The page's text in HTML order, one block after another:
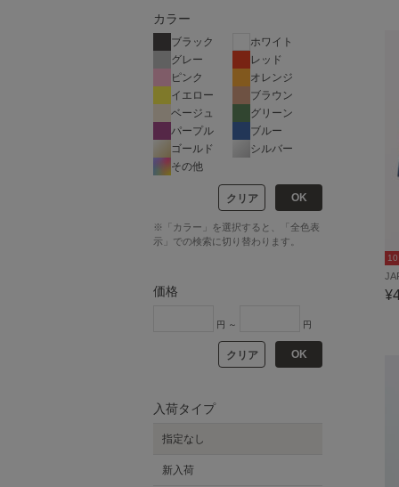
カラー
ブラック
ホワイト
グレー
レッド
ピンク
オレンジ
イエロー
ブラウン
ベージュ
グリーン
パープル
ブルー
ゴールド
シルバー
その他
クリア OK
※「カラー」を選択すると、「全色表
示」での検索に切り替わります。
価格
円 ～ 円
クリア OK
入荷タイプ
指定なし
新入荷